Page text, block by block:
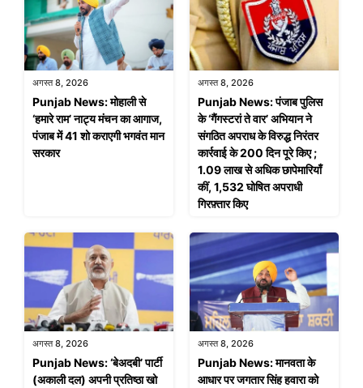
अगस्त 8, 2026
Punjab News: मोहाली से
‘हमारे राम’ नाट्य मंचन का आगाज,
पंजाब में 41 शो कराएगी भगवंत मान
सरकार
अगस्त 8, 2026
Punjab News: पंजाब पुलिस
के ‘गैंगस्टरां ते वार’ अभियान ने
संगठित अपराध के विरुद्ध निरंतर
कार्रवाई के 200 दिन पूरे किए ;
1.09 लाख से अधिक छापेमारियाँ
कीं, 1,532 घोषित अपराधी
गिरफ़्तार किए
अगस्त 8, 2026
Punjab News: ‘बेअदबी’ पार्टी
(अकाली दल) अपनी प्रतिष्ठा खो
अगस्त 8, 2026
Punjab News: मानवता के
आधार पर जगतार सिंह हवारा को